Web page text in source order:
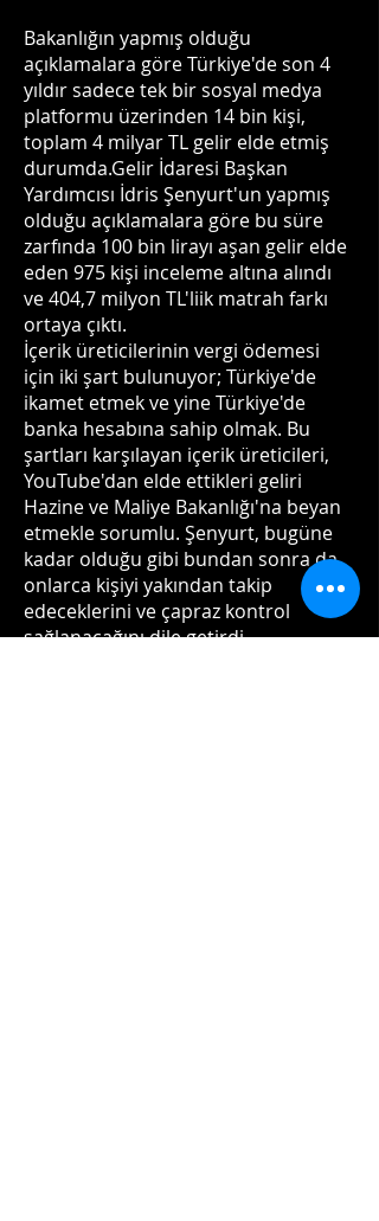
Bakanlığın yapmış olduğu
açıklamalara göre Türkiye'de son 4
yıldır sadece tek bir sosyal medya
platformu üzerinden 14 bin kişi,
toplam 4 milyar TL gelir elde etmiş
durumda.Gelir İdaresi Başkan
Yardımcısı İdris Şenyurt'un yapmış
olduğu açıklamalara göre bu süre
zarfında 100 bin lirayı aşan gelir elde
eden 975 kişi inceleme altına alındı
ve 404,7 milyon TL'liik matrah farkı
ortaya çıktı.
İçerik üreticilerinin vergi ödemesi
için iki şart bulunuyor; Türkiye'de
ikamet etmek ve yine Türkiye'de
banka hesabına sahip olmak. Bu
şartları karşılayan içerik üreticileri,
YouTube'dan elde ettikleri geliri
Hazine ve Maliye Bakanlığı'na beyan
etmekle sorumlu. Şenyurt, bugüne
kadar olduğu gibi bundan sonra da
onlarca kişiyi yakından takip
edeceklerini ve çapraz kontrol
sağlanacağını dile getirdi.